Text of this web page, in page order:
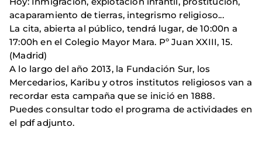
acaparamiento de tierras, integrismo religioso...
La cita, abierta al público, tendrá lugar, de 10:00n a
17:00h en el Colegio Mayor Mara. Pº Juan XXIII, 15.
(Madrid)
A lo largo del año 2013, la Fundación Sur, los
Mercedarios, Karibu y otros institutos religiosos van a
recordar esta campaña que se inició en 1888.
Puedes consultar todo el programa de actividades en
el pdf adjunto.